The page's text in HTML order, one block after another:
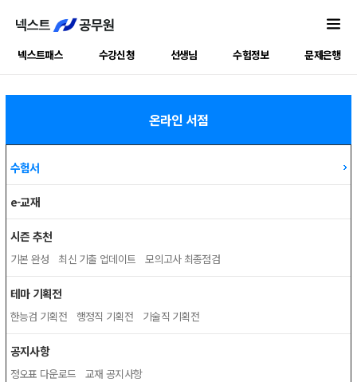
넥스트패스 수강신청 선생님 수험정보 문제은행
온라인 서점
수험서
e-교재
시즌 추천
기본 완성 최신 기출 업데이트 모의고사 최종점검
테마 기획전
한능검 기획전 행정직 기획전 기술직 기획전
공지사항
정오표 다운로드 교재 공지사항